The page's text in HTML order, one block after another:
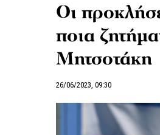
Οι
ποια
Μητσοτάκη
26/06/2023, 09:30